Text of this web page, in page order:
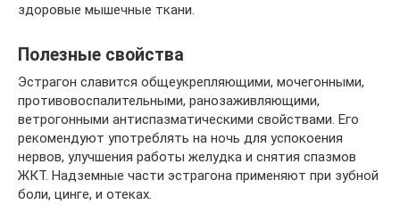
здоровые мышечные ткани.
Полезные свойства
Эстрагон славится общеукрепляющими, мочегонными,
противовоспалительными, ранозаживляющими,
ветрогонными антиспазматическими свойствами. Его
рекомендуют употреблять на ночь для успокоения
нервов, улучшения работы желудка и снятия спазмов
ЖКТ. Надземные части эстрагона применяют при зубной
боли, цинге, и отеках.